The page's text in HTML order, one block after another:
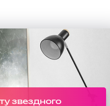
звездного